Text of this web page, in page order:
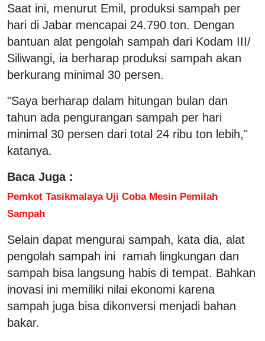
Saat ini, menurut Emil, produksi sampah per
hari di Jabar mencapai 24.790 ton. Dengan
bantuan alat pengolah sampah dari Kodam III/
Siliwangi, ia berharap produksi sampah akan
berkurang minimal 30 persen.
"Saya berharap dalam hitungan bulan dan
tahun ada pengurangan sampah per hari
minimal 30 persen dari total 24 ribu ton lebih,"
katanya.
Baca Juga :
Pemkot Tasikmalaya Uji Coba Mesin Pemilah
Sampah
Selain dapat mengurai sampah, kata dia, alat
pengolah sampah ini ramah lingkungan dan
sampah bisa langsung habis di tempat. Bahkan
inovasi ini memiliki nilai ekonomi karena
sampah juga bisa dikonversi menjadi bahan
bakar.